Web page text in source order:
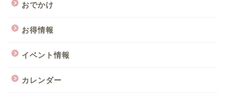
おでかけ
お得情報
イベント情報
カレンダー